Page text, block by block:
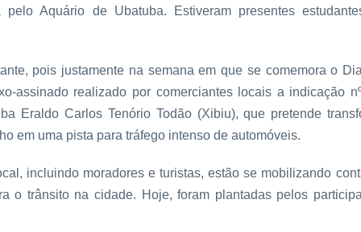
Aquário de Ubatuba. Estiveram presentes
pois justamente na semana em que se comemora o
assinado realizado por comerciantes locais a indicação
Eraldo Carlos Tenório Todão (Xibiu), que pretende
em uma pista para tráfego intenso de automóveis.
incluindo moradores e turistas, estão se mobilizando
o trânsito na cidade. Hoje, foram plantadas pelos